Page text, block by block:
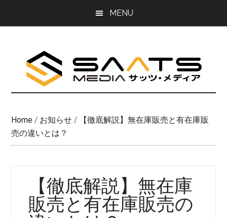
MENU
Home / お知らせ / 【徹底解説】無在庫販売と有在庫販
売の違いとは？
【徹底解説】無在庫
販売と有在庫販売の